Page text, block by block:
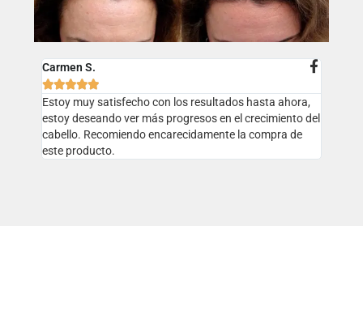
Carmen S.

Estoy muy satisfecho con los resultados hasta ahora,
estoy deseando ver más progresos en el crecimiento del
cabello. Recomiendo encarecidamente la compra de
este producto.